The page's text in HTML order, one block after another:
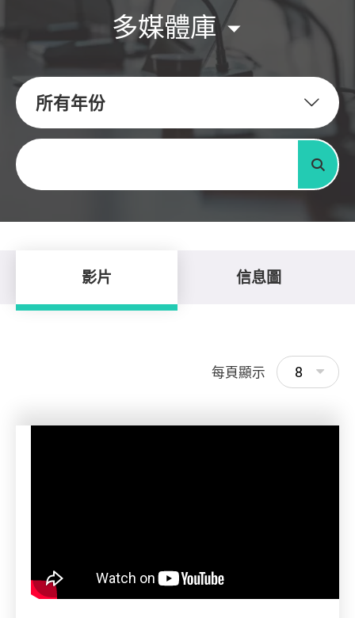
多媒體庫
所有年份
關鍵字
搜尋
影片 信息圖
每頁顯示 8